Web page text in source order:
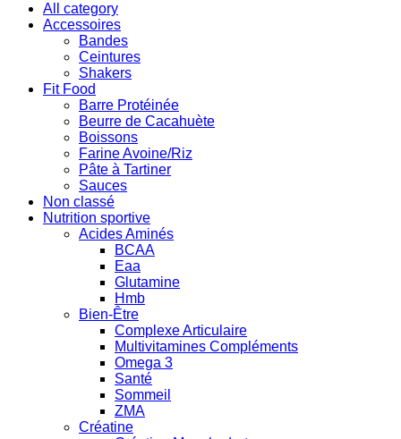
All category
Accessoires
Bandes
Ceintures
Shakers
Fit Food
Barre Protéinée
Beurre de Cacahuète
Boissons
Farine Avoine/Riz
Pâte à Tartiner
Sauces
Non classé
Nutrition sportive
Acides Aminés
BCAA
Eaa
Glutamine
Hmb
Bien-Être
Complexe Articulaire
Multivitamines Compléments
Omega 3
Santé
Sommeil
ZMA
Créatine